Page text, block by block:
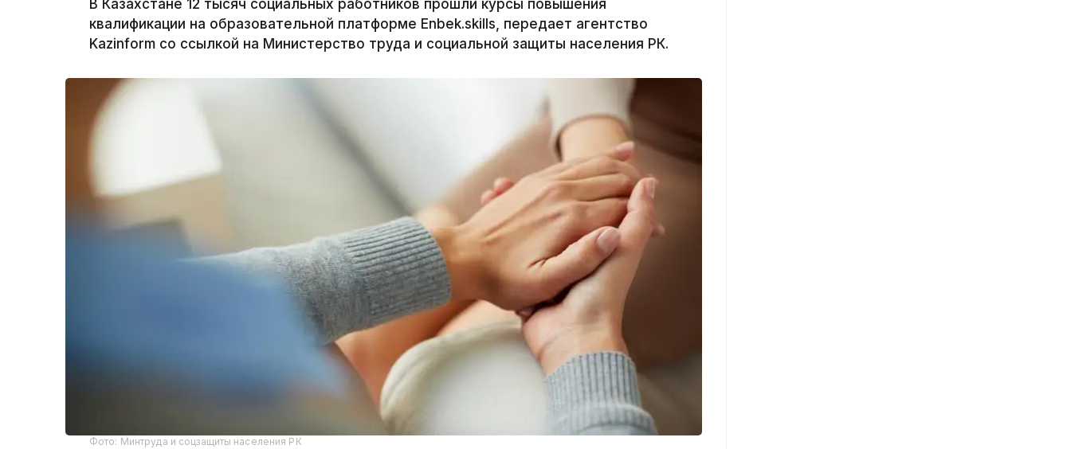
В Казахстане 12 тысяч социальных работников прошли курсы повышения
квалификации на образовательной платформе Enbek.skills, передает агентство
Kazinform со ссылкой на Министерство труда и социальной защиты населения РК.
Фото: Минтруда и соцзащиты населения РК